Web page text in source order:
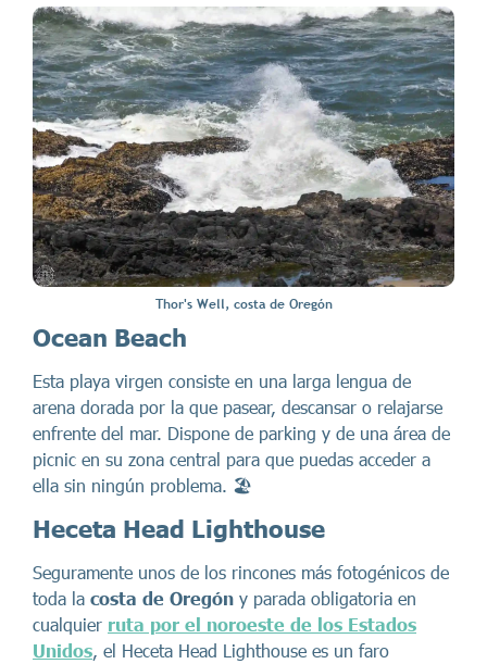
Thor's Well, costa de Oregón
Ocean Beach
Esta playa virgen consiste en una larga lengua de
arena dorada por la que pasear, descansar o relajarse
enfrente del mar. Dispone de parking y de una área de
picnic en su zona central para que puedas acceder a
ella sin ningún problema. 🏖️
Heceta Head Lighthouse
Seguramente unos de los rincones más fotogénicos de
toda la costa de Oregón y parada obligatoria en
cualquier ruta por el noroeste de los Estados
Unidos , el Heceta Head Lighthouse es un faro